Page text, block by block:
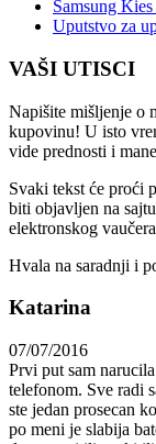
Samsung
Uputstvo za
VAŠI UTISCI
Napišite mišljenje o
kupovinu! U isto
vide prednosti i
Svaki tekst će proći
biti objavljen na
elektronskog
Hvala na saradnji i
Katarina
07/07/2016
Prvi put sam
telefonom. Sve radi
ste jedan prosecan
po meni je slabija